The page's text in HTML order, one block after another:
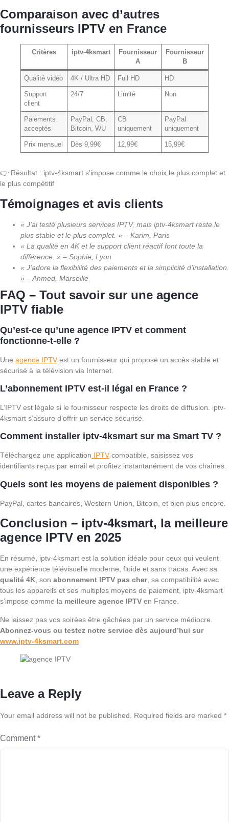
Comparaison avec d’autres
fournisseurs IPTV en France
Critères iptv-4ksmart
Fournisseur
A
Fournisseur
B
Qualité vidéo 4K / Ultra HD Full HD HD
Support
client
24/7 Limité Non
Paiements
acceptés
PayPal, CB,
Bitcoin, WU
CB
uniquement
PayPal
uniquement
Prix mensuel Dès 9,99€ 12,99€ 15,99€
👉 Résultat : iptv-4ksmart s’impose comme le choix le plus complet et
le plus compétitif
Témoignages et avis clients
« J’ai testé plusieurs services IPTV, mais iptv-4ksmart reste le
plus stable et le plus complet. » – Karim, Paris
« La qualité en 4K et le support client réactif font toute la
différence. » – Sophie, Lyon
« J’adore la flexibilité des paiements et la simplicité d’installation.
» – Ahmed, Marseille
FAQ – Tout savoir sur une agence
IPTV fiable
Qu’est-ce qu’une agence IPTV et comment
fonctionne-t-elle ?
Une agence IPTV est un fournisseur qui propose un accès stable et
sécurisé à la télévision via Internet.
L’abonnement IPTV est-il légal en France ?
L’IPTV est légale si le fournisseur respecte les droits de diffusion. iptv-
4ksmart s’assure d’offrir un service sécurisé.
Comment installer iptv-4ksmart sur ma Smart TV ?
Téléchargez une application IPTV compatible, saisissez vos
identifiants reçus par email et profitez instantanément de vos chaînes.
Quels sont les moyens de paiement disponibles ?
PayPal, cartes bancaires, Western Union, Bitcoin, et bien plus encore.
Conclusion – iptv-4ksmart, la meilleure
agence IPTV en 2025
En résumé, iptv-4ksmart est la solution idéale pour ceux qui veulent
une expérience télévisuelle moderne, fluide et sans tracas. Avec sa
qualité 4K, son abonnement IPTV pas cher, sa compatibilité avec
tous les appareils et ses multiples moyens de paiement, iptv-4ksmart
s’impose comme la meilleure agence IPTV en France.
Ne laissez pas vos soirées être gâchées par un service médiocre.
Abonnez-vous ou testez notre service dès aujourd’hui sur
www.iptv-4ksmart.com
Leave a Reply
Your email address will not be published. Required fields are marked *
Comment*